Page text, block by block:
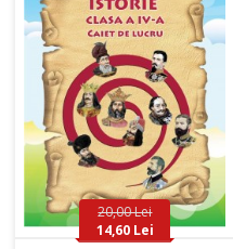
20,00 Lei
14,60 Lei